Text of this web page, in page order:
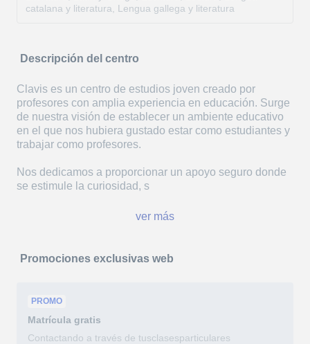
catalana y literatura, Lengua gallega y literatura
Descripción del centro
Clavis es un centro de estudios joven creado por
profesores con amplia experiencia en educación. Surge
de nuestra visión de establecer un ambiente educativo
en el que nos hubiera gustado estar como estudiantes y
trabajar como profesores.
Nos dedicamos a proporcionar un apoyo seguro donde
se estimule la curiosidad, s
ver más
Promociones exclusivas web
PROMO
Matrícula gratis
Contactando a través de tusclasesparticulares